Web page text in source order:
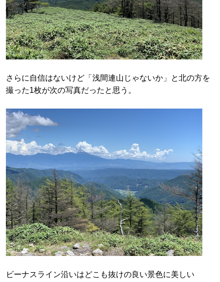
さらに自信はないけど「浅間連山じゃないか」と北の方を
撮った1枚が次の写真だったと思う。
ビーナスライン沿いはどこも抜けの良い景色に美しい